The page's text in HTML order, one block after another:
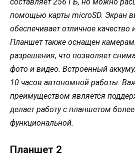
помощью карты microSD. Экран
обеспечивает отличное качество
Планшет также оснащен
разрешения, что позволяет
фото и видео. Встроенный
10 часов автономной работы.
преимуществом является
делает работу с планшетом
функциональной.
Планшет 2